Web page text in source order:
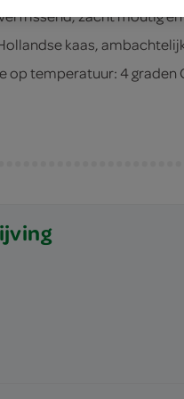
zacht moutig
kaas,
op temperatuur: 4 graden